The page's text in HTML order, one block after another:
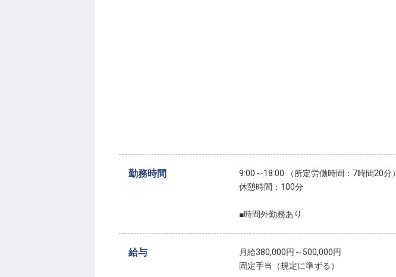
勤務時間
9:00～18:00 （所定労働時間：7時間20分）
休憩時間：100分
■時間外勤務あり
給与
月給380,000円～500,000円
固定手当（規定に準ずる）